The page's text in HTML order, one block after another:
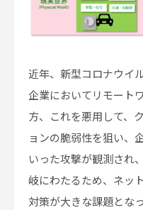
近年、新型コロナウイ
企業においてリモート
方、これを悪用して、
ョンの脆弱性を狙い、
いった攻撃が観測され
岐にわたるため、ネッ
対策が大きな課題とな